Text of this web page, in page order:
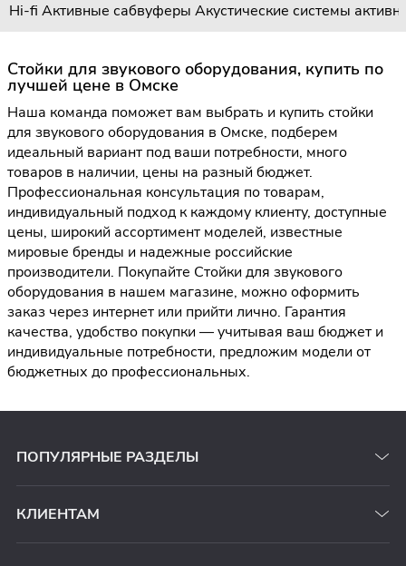
Hi-fi Активные сабвуферы Акустические системы
Стойки для звукового оборудования, купить по
лучшей цене в Омске
Наша команда поможет вам выбрать и купить стойки
для звукового оборудования в Омске, подберем
идеальный вариант под ваши потребности, много
товаров в наличии, цены на разный бюджет.
Профессиональная консультация по товарам,
индивидуальный подход к каждому клиенту, доступные
цены, широкий ассортимент моделей, известные
мировые бренды и надежные российские
производители. Покупайте Стойки для звукового
оборудования в нашем магазине, можно оформить
заказ через интернет или прийти лично. Гарантия
качества, удобство покупки — учитывая ваш бюджет и
индивидуальные потребности, предложим модели от
бюджетных до профессиональных.
ПОПУЛЯРНЫЕ РАЗДЕЛЫ
КЛИЕНТАМ